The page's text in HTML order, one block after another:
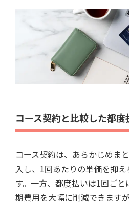
コース契約と比較した都
コース契約は、あらかじめま
入し、1回あたりの単価を抑
す。一方、都度払いは1回ご
期費用を大幅に削減できます